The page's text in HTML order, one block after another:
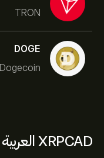
TRON
DOGE
Dogecoin
XRPCAD العربية